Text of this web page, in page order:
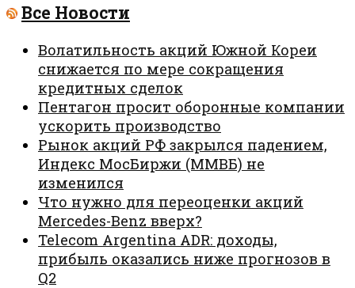
Все Новости
Волатильность акций Южной Кореи
снижается по мере сокращения
кредитных сделок
Пентагон просит оборонные компании
ускорить производство
Рынок акций РФ закрылся падением,
Индекс МосБиржи (ММВБ) не
изменился
Что нужно для переоценки акций
Mercedes-Benz вверх?
Telecom Argentina ADR: доходы,
прибыль оказались ниже прогнозов в
Q2